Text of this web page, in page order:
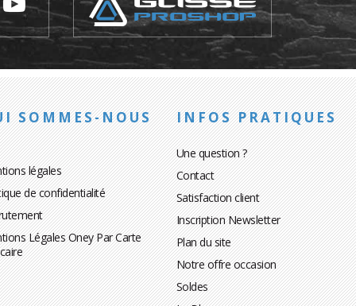
SOMMES-NOUS
légales
de confidentialité
Légales Oney Par Carte
INFOS PRATIQUES
Une question ?
Contact
Satisfaction client
Inscription Newsletter
Plan du site
Notre offre occasion
Soldes